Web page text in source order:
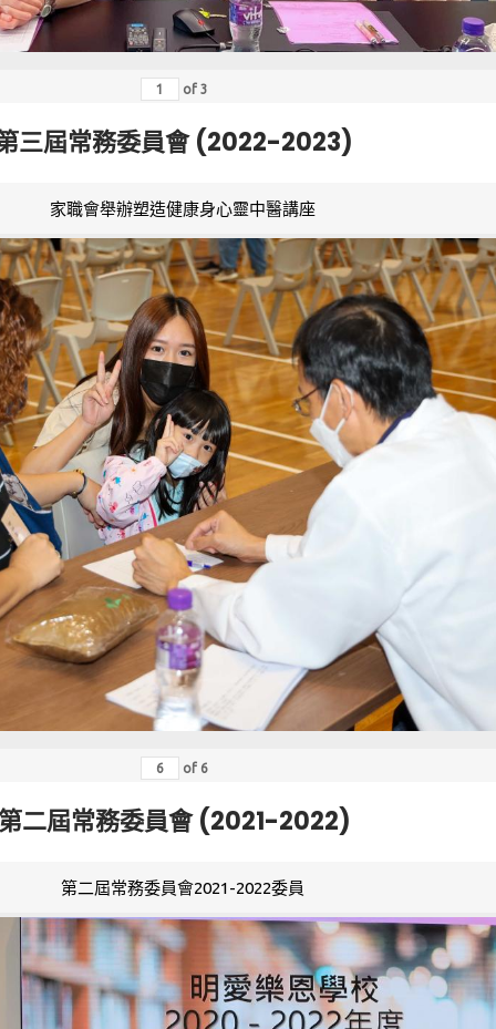
of 3
三屆常務委員會 (2022-2023)
家職會舉辦塑造健康身心靈中醫講座
of 6
二屆常務委員會 (2021-2022)
第二屆常務委員會2021-2022委員